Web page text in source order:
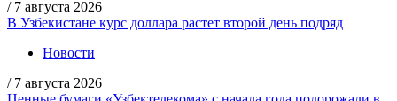
/ 7 августа 2026
В Узбекистане курс доллара растет второй день подряд
Новости
/ 7 августа 2026